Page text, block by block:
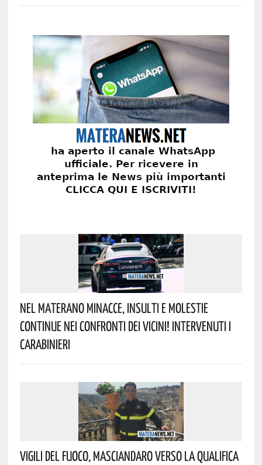
Nel Materano Minacce, Insulti E Molestie
Continue Nei Confronti Dei Vicini! Intervenuti I
Carabinieri
Vigili Del Fuoco, Masciandaro Verso La Qualifica